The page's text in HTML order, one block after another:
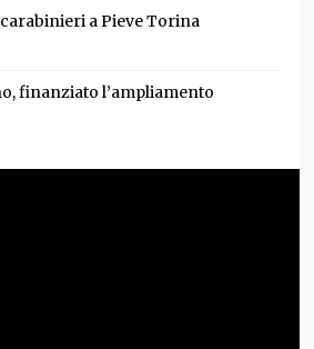
a Pieve Torina
finanziato l’ampliamento